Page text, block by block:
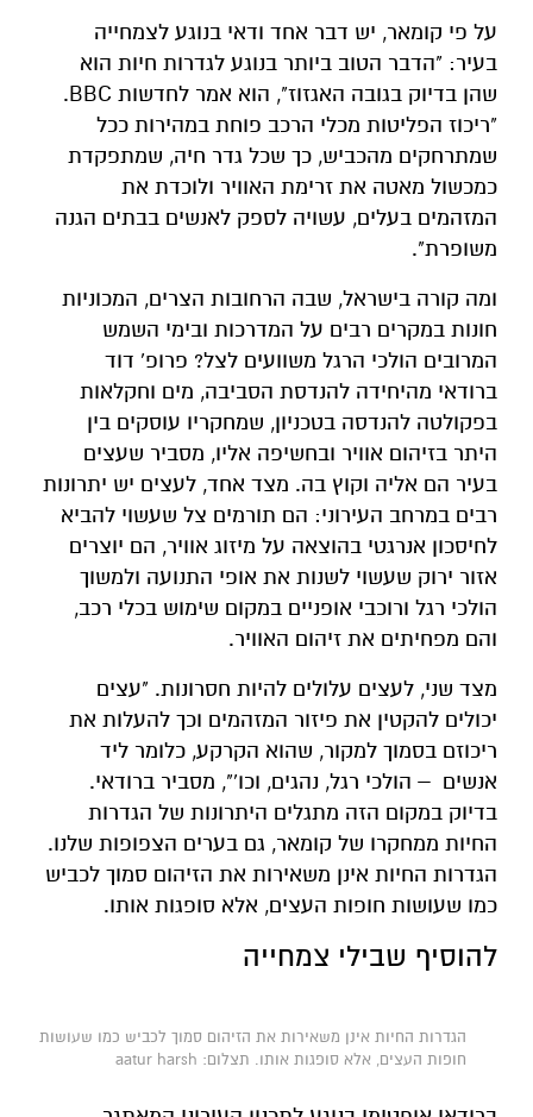
על פי קומאר, יש דבר אחד ודאי בנוגע לצמחייה
בעיר: "הדבר הטוב ביותר בנוגע לגדרות חיות הוא
שהן בדיוק בגובה האגזוז", הוא אמר לחדשות BBC.
"ריכוז הפליטות מכלי הרכב פוחת במהירות ככל
שמתרחקים מהכביש, כך שכל גדר חיה, שמתפקדת
כמכשול מאטה את זרימת האוויר ולוכדת את
המזהמים בעלים, עשויה לספק לאנשים בבתים הגנה
משופרת".
ומה קורה בישראל, שבה הרחובות הצרים, המכוניות
חונות במקרים רבים על המדרכות ובימי השמש
המרובים הולכי הרגל משוועים לצל? פרופ' דוד
ברודאי מהיחידה להנדסת הסביבה, מים וחקלאות
בפקולטה להנדסה בטכניון, שמחקריו עוסקים בין
היתר בזיהום אוויר ובחשיפה אליו, מסביר שעצים
בעיר הם אליה וקוץ בה. מצד אחד, לעצים יש יתרונות
רבים במרחב העירוני: הם תורמים צל שעשוי להביא
לחיסכון אנרגטי בהוצאה על מיזוג אוויר, הם יוצרים
אזור ירוק שעשוי לשנות את אופי התנועה ולמשוך
הולכי רגל ורוכבי אופניים במקום שימוש בכלי רכב,
והם מפחיתים את זיהום האוויר.
מצד שני, לעצים עלולים להיות חסרונות. "עצים
יכולים להקטין את פיזור המזהמים וכך להעלות את
ריכוזם בסמוך למקור, שהוא הקרקע, כלומר ליד
אנשים – הולכי רגל, נהגים, וכו'", מסביר ברודאי.
בדיוק במקום הזה מתגלים היתרונות של הגדרות
החיות ממחקרו של קומאר, גם בערים הצפופות שלנו.
הגדרות החיות אינן משאירות את הזיהום סמוך לכביש
כמו שעושות חופות העצים, אלא סופגות אותו.
להוסיף שבילי צמחייה
הגדרות החיות אינן משאירות את הזיהום סמוך לכביש כמו שעושות
חופות העצים, אלא סופגות אותו. תצלום: aatur harsh